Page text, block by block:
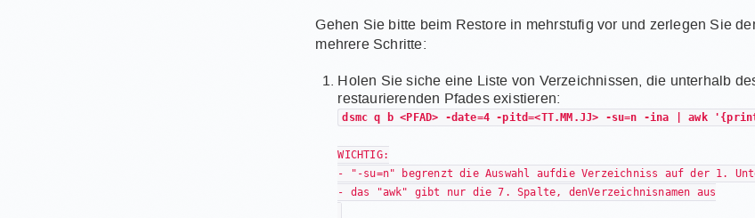
Gehen Sie bitte beim Restore in mehrstufig vor und zerlegen Sie
mehrere Schritte:
Holen Sie siche eine Liste von Verzeichnissen, die unterhalb
restaurierenden Pfades existieren:
dsmc q b <PFAD> -date=4 -pitd=<TT.MM.JJ> -su=n -ina | awk
WICHTIG:
- "-su=n" begrenzt die Auswahl aufdie Verzeichniss auf der 1.
- das "awk" gibt nur die 7. Spalte, denVerzeichnisnamen aus